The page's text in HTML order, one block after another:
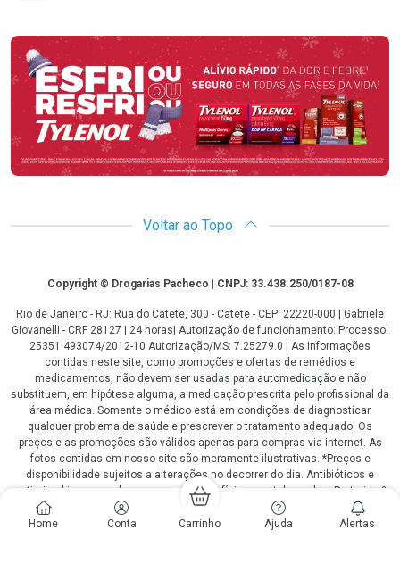
Home Conta Carrinho Ajuda Alertas
Promoção em Destaque
Voltar ao Topo
CopyrightCopyright © Drogarias Pacheco | CNPJ: 33.438.250/0187-08
Rio de Janeiro - RJ: Rua do Catete, 300 - Catete - CEP: 22220-000 | Gabriele
Giovanelli - CRF 28127 | 24 horas| Autorização de funcionamento: Processo:
25351.493074/2012-10 Autorização/MS: 7.25279.0 | As informações
contidas neste site, como promoções e ofertas de remédios e
medicamentos, não devem ser usadas para automedicação e não
substituem, em hipótese alguma, a medicação prescrita pelo profissional da
área médica. Somente o médico está em condições de diagnosticar
qualquer problema de saúde e prescrever o tratamento adequado. Os
preços e as promoções são válidos apenas para compras via internet. As
fotos contidas em nosso site são meramente ilustrativas. *Preços e
disponibilidade sujeitos a alterações no decorrer do dia. Antibióticos e
antimicrobianos vendas apenas em lojas físicas ou televendas. Portaria nº
344 - 01/02/1999 - Ministério da Saúde. Horário de funcionamento Central
de Vendas e Atendimento ao Cliente 4020 4404 ou 0800 282 10 10 de